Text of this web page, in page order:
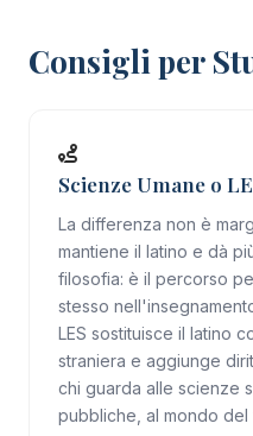
Consigli per
Scienze Umane o
La differenza non è
mantiene il latino e dà
filosofia: è il percorso
stesso
LES sostituisce il latino
straniera e aggiunge
chi guarda alle scienze
pubbliche, al mondo